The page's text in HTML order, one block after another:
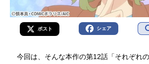
ポスト シェア
今回は、そんな本作の第12話「それぞれ